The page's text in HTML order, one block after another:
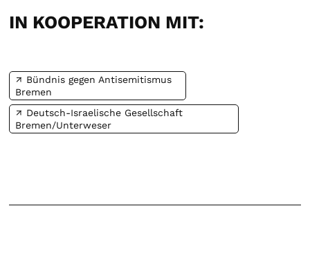
IN KOOPERATION MIT:
Bündnis gegen Antisemitismus
Bremen
Deutsch-Israelische Gesellschaft
Bremen/Unterweser